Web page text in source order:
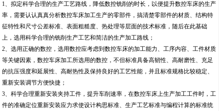
1、拟定科学合理的生产工艺路线，降低数控铣削的时长，以便提升数控车床的生产
率，需要认认真真分析数控车床加工生产的零部件，搞清楚零部件的材质、结构特
征特性和尺寸公差标准、表面粗糙度、热处理等层面的技术标准，随后在此基础
上，选用科学合理的铣削生产工艺和简洁的生产加工路线；
2、选用正确的数控，选用数控应考虑到数控车床的加工能力、工序内容、工件材质
等关键因素，数控车床加工所选用的数控，不但标准具备高韧性、高耐磨性、充足
的抗压强度和延展性、高耐热性及保持良好的工艺性能，并且标准规格比较稳定、
重新安装调节方便快捷；
3、科学合理重新安装夹持工件，提升车削速率，在数控车床上生产加工工件时，工
件的准确定位重新安装应力求使设计构思标准、生产工艺标准与编程计算的标准统